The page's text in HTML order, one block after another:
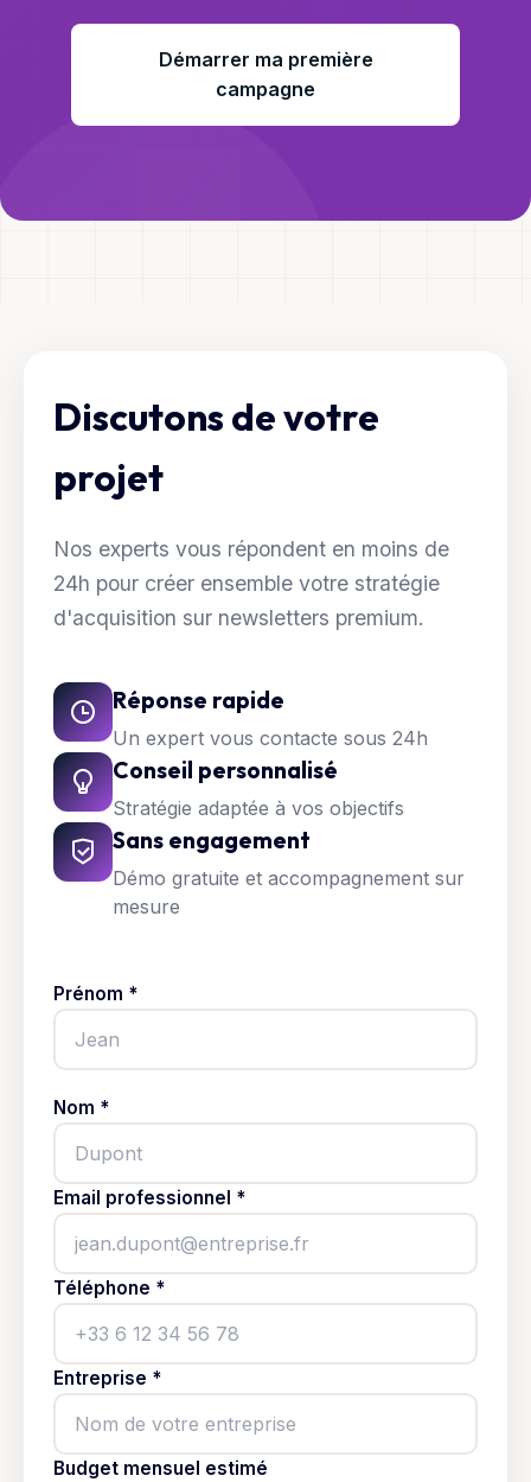
Démarrer ma première
campagne
Discutons de votre
projet
Nos experts vous répondent en moins de
24h pour créer ensemble votre stratégie
d'acquisition sur newsletters premium.
Réponse rapide
Un expert vous contacte sous 24h
Conseil personnalisé
Stratégie adaptée à vos objectifs
Sans engagement
Démo gratuite et accompagnement sur
mesure
Prénom *
Nom *
Email professionnel *
Téléphone *
Entreprise *
Budget mensuel estimé